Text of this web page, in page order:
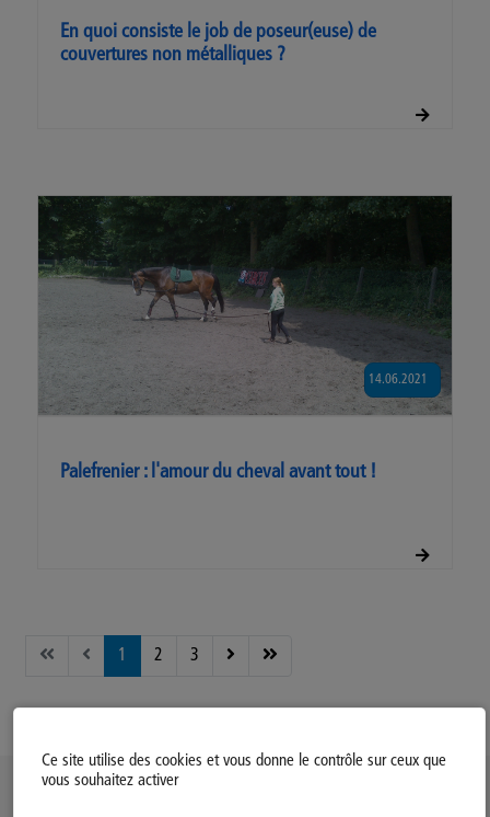
Ce site utilise des cookies et vous donne le contrôle sur ceux que
vous souhaitez activer
En quoi consiste le job de poseur(euse) de
couvertures non métalliques ?
Palefrenier : l'amour du cheval avant tout !
14.06.2021
1 2 3